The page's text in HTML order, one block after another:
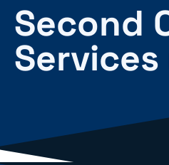
Second
Services